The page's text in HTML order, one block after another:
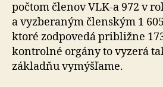
počtom členov VLK-a 972 v
a vyzberaným členským 1 605
ktoré zodpovedá približne
kontrolné orgány to vyzerá
základňu vymýšľame.